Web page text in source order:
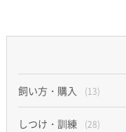
飼い方・購入 (13)
しつけ・訓練 (28)